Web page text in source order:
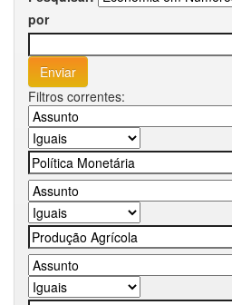
por
Filtros correntes: